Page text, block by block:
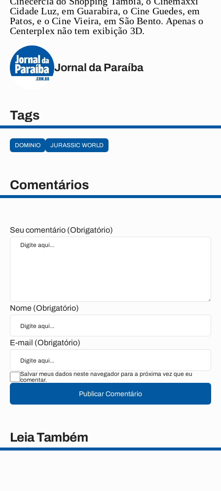
Cidade Luz, em Guarabira, o Cine Guedes, em
Patos, e o Cine Vieira, em São Bento. Apenas o
Centerplex não tem exibição 3D.
Jornal da Paraíba
Tags
DOMINIO JURASSIC WORLD
Comentários
Seu comentário (Obrigatório)
Nome (Obrigatório)
E-mail (Obrigatório)
Salvar meus dados neste navegador para a próxima vez que eu
comentar.
Publicar Comentário
Leia Também